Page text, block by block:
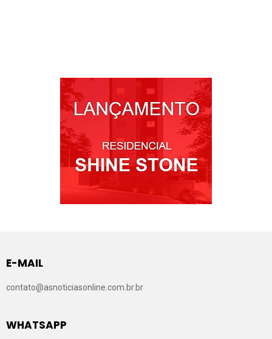
E-MAIL
contato@asnoticiasonline.com.br.br
WHATSAPP